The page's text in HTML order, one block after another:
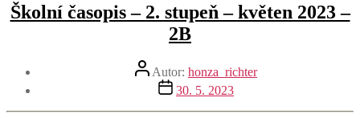
Školní časopis – 2. stupeň – květen 2023 –
2B
Autor
příspěvku
Autor: honza_richter
Datum
příspěvku
30. 5. 2023